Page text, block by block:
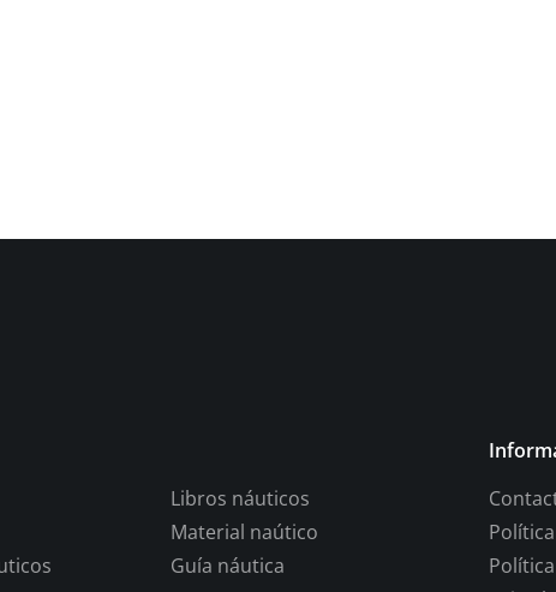
Libros náuticos
Material naútico
Guía náutica